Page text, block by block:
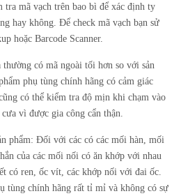
tra mã vạch trên bao bì để xác định ty
hay không. Để check mã vạch bạn sử
hoặc Barcode Scanner.
có mã ngoài tối hơn so với sản
phụ tùng chính hãng có cảm giác
có thể kiểm tra độ mịn khi chạm vào
vì được gia công cẩn thận.
phẩm: Đối với các có các mối hàn, mối
của các mối nối có ăn khớp với nhau
có ren, ốc vít, các khớp nối với đai ốc.
tùng chính hãng rất tỉ mỉ và không có sự